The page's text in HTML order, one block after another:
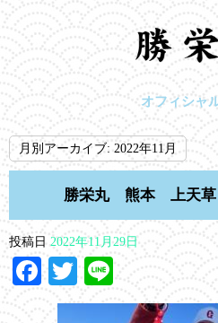
オフィシャ
月別アーカイブ: 2022年11月
勝栄丸 熊本 上天
投稿日 2022年11月29日
Facebook
Twitter
Line